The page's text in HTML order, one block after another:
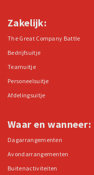
Zakelijk:
The Great Company Battle
Bedrijfsuitje
Teamuitje
Personeelsuitje
Afdelingsuitje
Waar en wanneer:
Dagarrangementen
Avondarrangementen
Buitenactiviteiten